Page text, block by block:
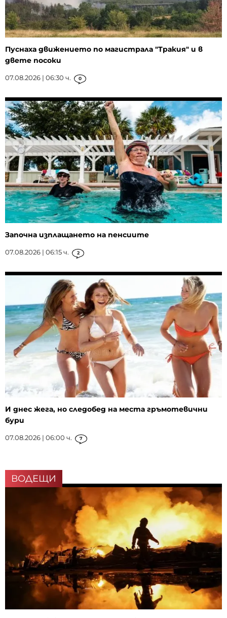
Пуснаха движението по магистрала "Тракия" и в
двете посоки
07.08.2026 | 06:30 ч. 0
Започна изплащането на пенсиите
07.08.2026 | 06:15 ч. 2
И днес жега, но следобед на места гръмотевични
бури
07.08.2026 | 06:00 ч. 7
ВОДЕЩИ